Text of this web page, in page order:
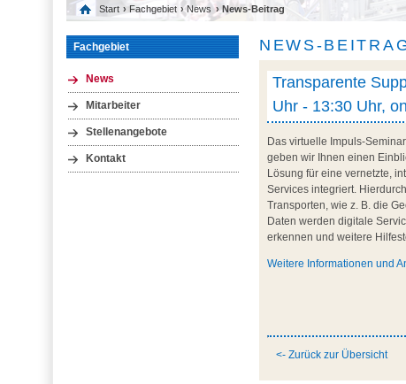
Start › Fachgebiet ›News › News-Beitrag
Fachgebiet
News
Mitarbeiter
Stellenangebote
Kontakt
NEWS-
Transparente
Uhr - 13:30 Uhr,
Das virtuelle Impuls-
geben wir Ihnen einen
Lösung für eine vernetzte,
Services integriert.
Transporten, wie z. B. die
Daten werden digitale
erkennen und weitere
Weitere Informationen und
<- Zurück zur Übersicht